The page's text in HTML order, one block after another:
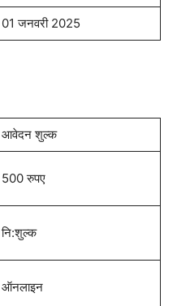
01 जनवरी 2025
आवेदन शुल्क
500 रुपए
नि:शुल्क
ऑनलाइन